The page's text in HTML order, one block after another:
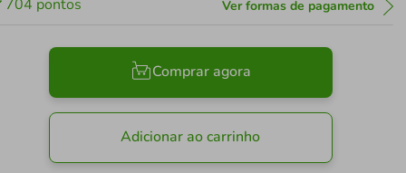
704 pontos Ver formas de pagamento
Comprar agora
Adicionar ao carrinho